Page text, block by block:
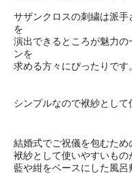
サザンクロスの刺繍は派
を
演出できるところが魅力
ンを
求める方々にぴったりです。
シンプルなので袱紗として
結婚式でご祝儀を包むため
袱紗として使いやすいも
藍や紺をベースにした風呂